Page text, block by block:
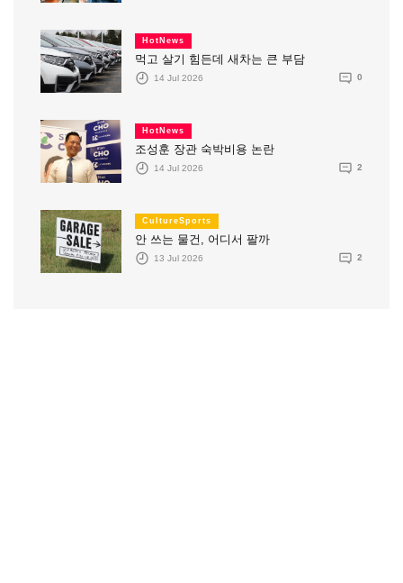
HotNews
먹고 살기 힘든데 새차는 큰 부담
14 Jul 2026 0
HotNews
조성훈 장관 숙박비용 논란
14 Jul 2026 2
CultureSports
안 쓰는 물건, 어디서 팔까
13 Jul 2026 2